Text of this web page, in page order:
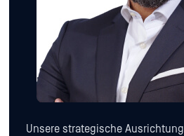
Unsere strategische